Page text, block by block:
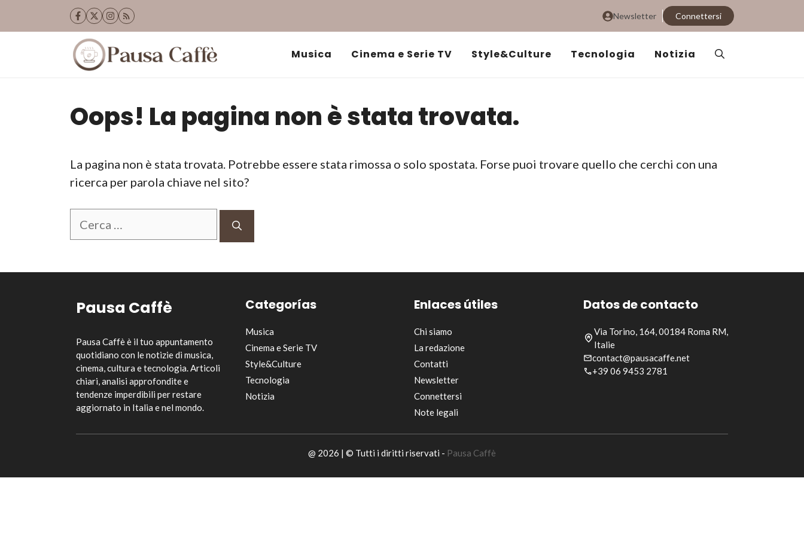
Newsletter Connettersi
Musica Cinema e Serie TV Style&Culture Tecnologia Notizia
Oops! La pagina non è stata trovata.
La pagina non è stata trovata. Potrebbe essere stata rimossa o solo spostata. Forse puoi trovare quello che cerchi con una
ricerca per parola chiave nel sito?
Ricerca
Pausa Caffè
Pausa Caffè è il tuo appuntamento
quotidiano con le notizie di musica,
cinema, cultura e tecnologia. Articoli
chiari, analisi approfondite e
tendenze imperdibili per restare
aggiornato in Italia e nel mondo.
Categorías
Musica
Cinema e Serie TV
Style&Culture
Tecnologia
Notizia
Enlaces útiles
Chi siamo
La redazione
Contatti
Newsletter
Connettersi
Note legali
Datos de contacto
Via Torino, 164, 00184 Roma RM,
Italie
contact@pausacaffe.net
+39 06 9453 2781
@ 2026 | © Tutti i diritti riservati - Pausa Caffè